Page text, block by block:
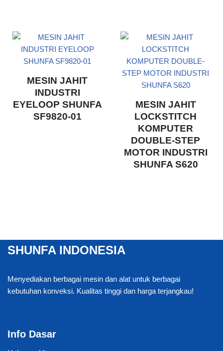
MESIN JAHIT
INDUSTRI
EYELOOP SHUNFA
SF9820-01
MESIN JAHIT
LOCKSTITCH
KOMPUTER
DOUBLE-STEP
MOTOR INDUSTRI
SHUNFA S620
SHUNFA INDONESIA
Menyediakan berbagai mesin dan alat untuk berbagai
kebutuhan konveksi. Kualitas tinggi dan harga terjangkau!
Info Dasar